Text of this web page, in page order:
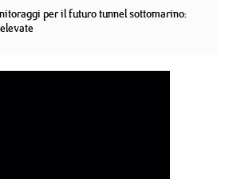
per il futuro tunnel sottomarino: